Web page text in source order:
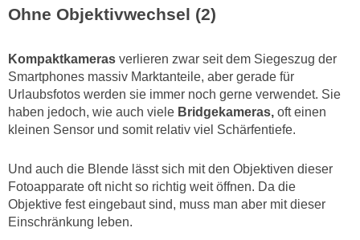
Ohne Objektivwechsel (2)
Kompaktkameras verlieren zwar seit dem Siegeszug der
Smartphones massiv Marktanteile, aber gerade für
Urlaubsfotos werden sie immer noch gerne verwendet. Sie
haben jedoch, wie auch viele Bridgekameras, oft einen
kleinen Sensor und somit relativ viel Schärfentiefe.
Und auch die Blende lässt sich mit den Objektiven dieser
Fotoapparate oft nicht so richtig weit öffnen. Da die
Objektive fest eingebaut sind, muss man aber mit dieser
Einschränkung leben.